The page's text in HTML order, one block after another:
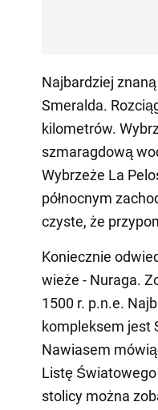
Najbardziej
Smeralda.
kilometrów.
szmaragdową
Wybrzeże La
północnym
czyste, że
Koniecznie
wieże - Nuraga.
1500 r. p.n.e.
kompleksem jest
Nawiasem
Listę Światowego
stolicy można